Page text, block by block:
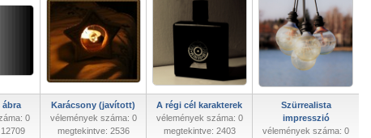
ábra
0
Karácsony (javított)
vélemények száma: 0
megtekintve: 2536
A régi cél karakterek
vélemények száma: 0
megtekintve: 2403
Szürrealista
impresszió
vélemények száma: 0